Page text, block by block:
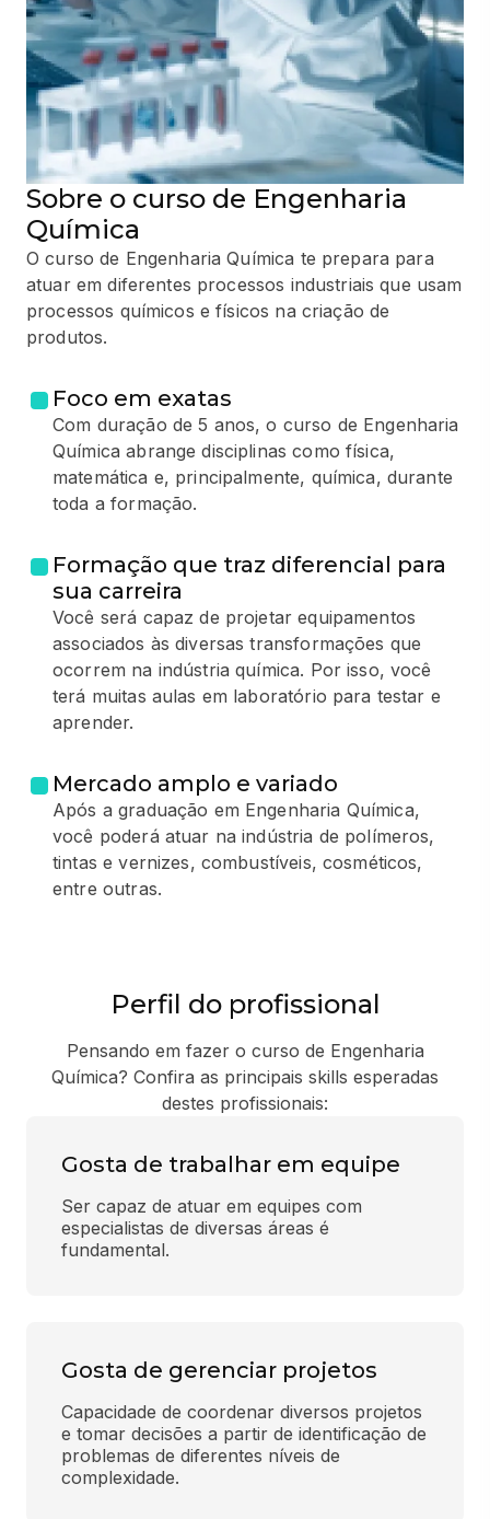
Sobre o curso de Engenharia
Química
O curso de Engenharia Química te prepara para
atuar em diferentes processos industriais que usam
processos químicos e físicos na criação de
produtos.
Foco em exatas
Com duração de 5 anos, o curso de Engenharia
Química abrange disciplinas como física,
matemática e, principalmente, química, durante
toda a formação.
Formação que traz diferencial para
sua carreira
Você será capaz de projetar equipamentos
associados às diversas transformações que
ocorrem na indústria química. Por isso, você
terá muitas aulas em laboratório para testar e
aprender.
Mercado amplo e variado
Após a graduação em Engenharia Química,
você poderá atuar na indústria de polímeros,
tintas e vernizes, combustíveis, cosméticos,
entre outras.
Perfil do profissional
Pensando em fazer o curso de Engenharia
Química? Confira as principais skills esperadas
destes profissionais:
Gosta de trabalhar em equipe
Ser capaz de atuar em equipes com
especialistas de diversas áreas é
fundamental.
Gosta de gerenciar projetos
Capacidade de coordenar diversos projetos
e tomar decisões a partir de identificação de
problemas de diferentes níveis de
complexidade.